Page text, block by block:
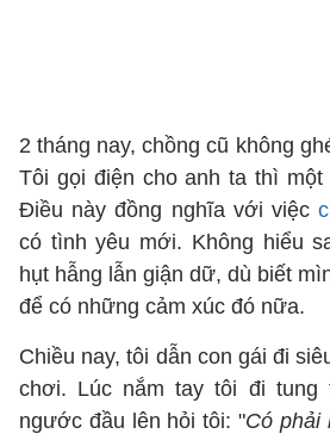
2 tháng nay, chồng cũ không
Tôi gọi điện cho anh ta thì một
Điều này đồng nghĩa với việc
có tình yêu mới. Không hiểu
hụt hẫng lẫn giận dữ, dù biết
để có những cảm xúc đó nữa.
Chiều nay, tôi dẫn con gái đi
chơi. Lúc nắm tay tôi đi tung
ngước đầu lên hỏi tôi: "Có phải